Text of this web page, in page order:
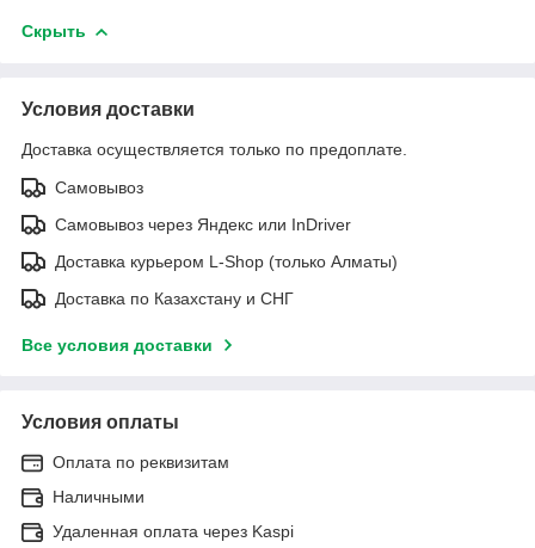
Скрыть
Условия доставки
Доставка осуществляется только по предоплате.
Самовывоз
Самовывоз через Яндекс или InDriver
Доставка курьером L-Shop (только Алматы)
Доставка по Казахстану и СНГ
Все условия доставки
Условия оплаты
Оплата по реквизитам
Наличными
Удаленная оплата через Kaspi